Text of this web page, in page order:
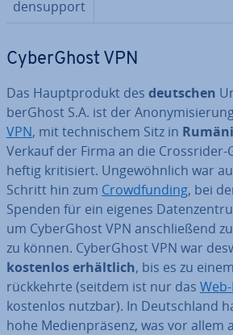
den­sup­port
Cy­berG­host VPN
Das Haupt­pro­dukt des deutschen
berG­host S.A. ist der
VPN, mit tech­ni­schem Sitz in
Verkauf der Firma an die
heftig kri­ti­siert. Un­ge­wöhn­lich war
Schritt hin zum Crowd­fun­ding, bei
Spenden für ein eigenes
um Cy­berG­host VPN an­schlie­ßend
zu können. Cy­berG­host VPN war
kostenlos er­hält­lich, bis es zu einem
rück­kehr­te (seitdem ist nur das
kostenlos nutzbar). In Deutsch­land
hohe Me­di­en­prä­senz, was vor